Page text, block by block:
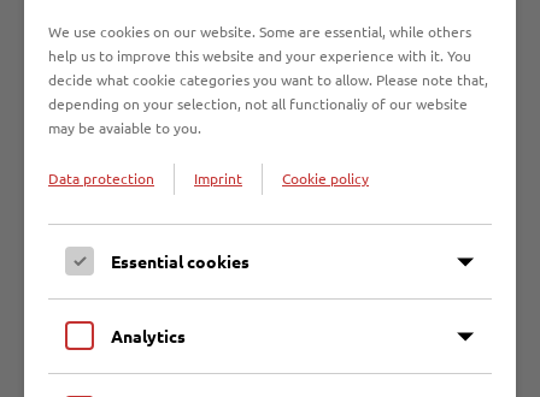
Betten
Bettwäsche
We use cookies on our website. Some are essential, while others
help us to improve this website and your experience with it. You
decide what cookie categories you want to allow. Please note that,
depending on your selection, not all functionaliy of our website
may be avaiable to you.
Data protection Imprint Cookie policy
Essential cookies
Analytics